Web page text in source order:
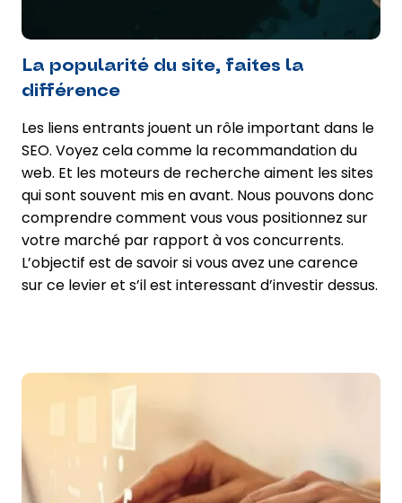
La popularité du site, faites la
différence
Les liens entrants jouent un rôle important dans le
SEO. Voyez cela comme la recommandation du
web. Et les moteurs de recherche aiment les sites
qui sont souvent mis en avant. Nous pouvons donc
comprendre comment vous vous positionnez sur
votre marché par rapport à vos concurrents.
L’objectif est de savoir si vous avez une carence
sur ce levier et s’il est interessant d’investir dessus.